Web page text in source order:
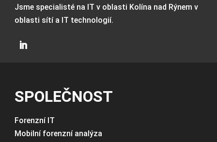
Jsme specialisté na IT v oblasti Kolína nad Rýnem v
oblasti sítí a IT technologií.
SPOLEČNOST
Forenzní IT
Mobilní forenzní analýza